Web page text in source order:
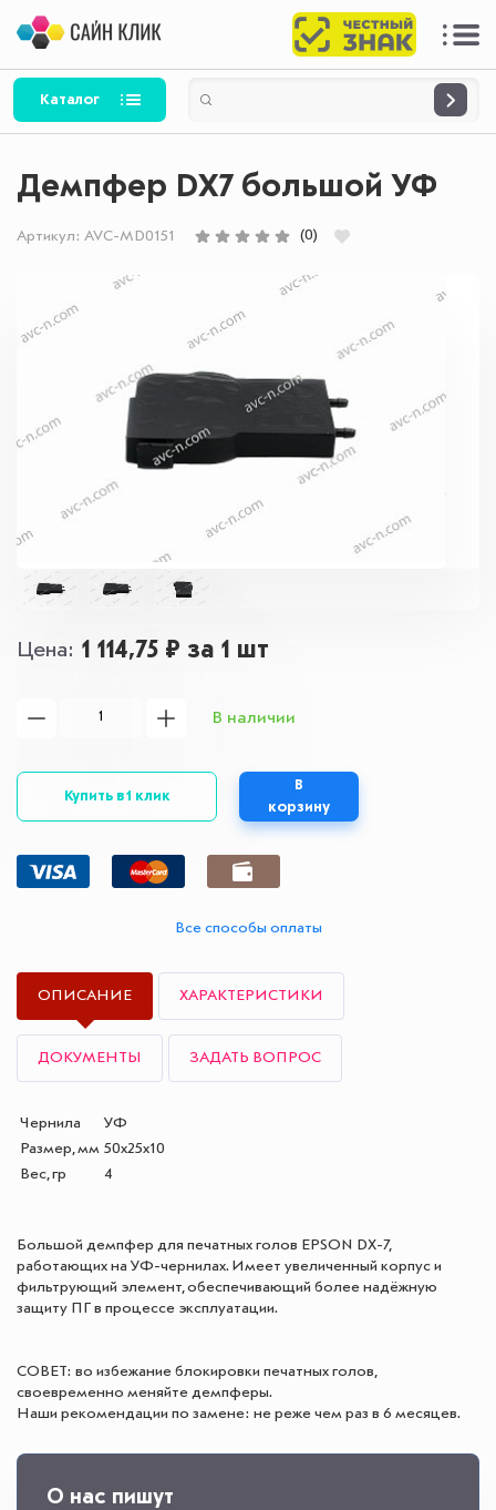
Каталог
Демпфер DX7 большой УФ
Артикул: AVC-MD0151 (0)
Цена 1 114,75 ₽ за 1 шт
В наличии
Купить в 1 клик
В
корзину
Все способы оплаты
ОПИСАНИЕ ХАРАКТЕРИСТИКИ
ДОКУМЕНТЫ ЗАДАТЬ ВОПРОС
Чернила
УФ
Размер, мм 50x25x10
Вес, гр
4
Большой демпфер для печатных голов EPSON DX-7,
работающих на УФ-чернилах. Имеет увеличенный корпус и
фильтрующий элемент, обеспечивающий более надёжную
защиту ПГ в процессе эксплуатации.
СОВЕТ: во избежание блокировки печатных голов,
своевременно меняйте демпферы.
Наши рекомендации по замене: не реже чем раз в 6 месяцев.
О нас пишут